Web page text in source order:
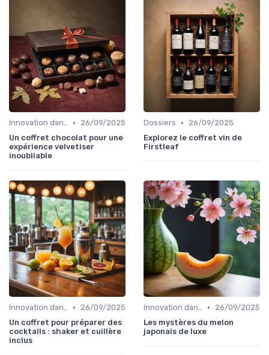
Innovation dans la food •
26/09/2025
Un coffret chocolat pour une
expérience velvetiser
inoubliable
Dossiers •
26/09/2025
Explorez le coffret vin de
Firstleaf
Innovation dans la food •
26/09/2025
Un coffret pour préparer des
cocktails : shaker et cuillère
inclus
Innovation dans la food •
26/09/2025
Les mystères du melon
japonais de luxe